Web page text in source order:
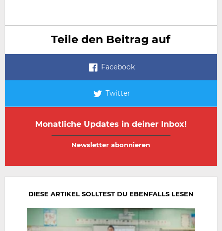
Teile den Beitrag auf
Facebook
Twitter
Monatliche Updates in deiner Inbox!
DIESE ARTIKEL SOLLTEST DU EBENFALLS LESEN